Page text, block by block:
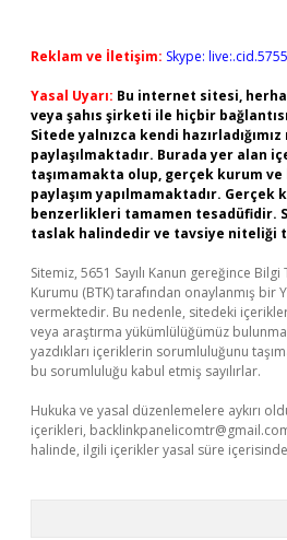
Reklam ve İletişim: Skype:
Yasal Uyarı: Bu internet sitesi,
veya şahıs şirketi ile hiçbir
Sitede yalnızca kendi
paylaşılmaktadır. Burada yer alan
taşımamakta olup, gerçek kurum
paylaşım yapılmamaktadır.
benzerlikleri tamamen tesadüfidir.
taslak halindedir ve tavsiye niteliği
Sitemiz, 5651 Sayılı Kanun gereğince
Kurumu (BTK) tarafından onaylanmış bir
vermektedir. Bu nedenle, sitedeki
veya araştırma yükümlülüğümüz
yazdıkları içeriklerin sorumluluğunu
bu sorumluluğu kabul etmiş sayılırlar.
Hukuka ve yasal düzenlemelere aykırı
içerikleri,
halinde, ilgili içerikler yasal süre